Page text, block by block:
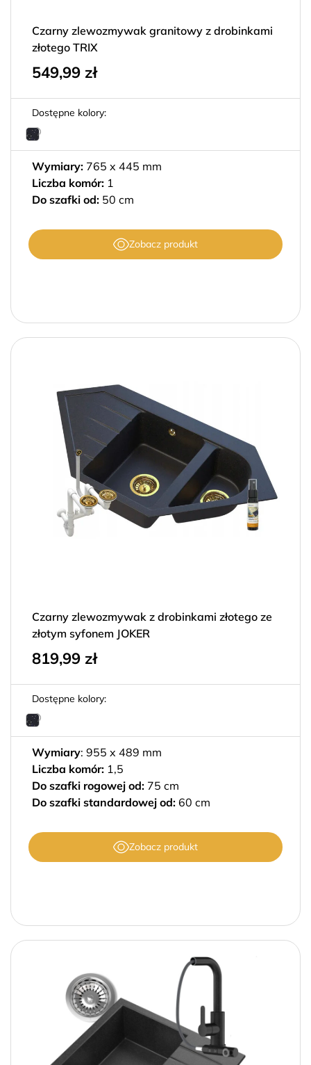
Czarny zlewozmywak granitowy z drobinkami
złotego TRIX
549,99 zł
Dostępne kolory:
Wymiary: 765 x 445 mm
Liczba komór: 1
Do szafki od: 50 cm
Zobacz produkt
Czarny zlewozmywak z drobinkami złotego ze
złotym syfonem JOKER
819,99 zł
Dostępne kolory:
Wymiary: 955 x 489 mm
Liczba komór: 1,5
Do szafki rogowej od: 75 cm
Do szafki standardowej od: 60 cm
Zobacz produkt